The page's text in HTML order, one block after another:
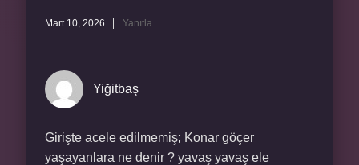
Mart 10, 2026 Yanıtla
Yiğitbaş
Girişte acele edilmemiş; Konar göçer
yaşayanlara ne denir ? yavaş yavaş ele